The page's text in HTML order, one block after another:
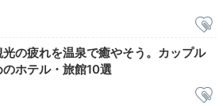
光の疲れを温泉で癒やそう。カップル
のホテル・旅館10選